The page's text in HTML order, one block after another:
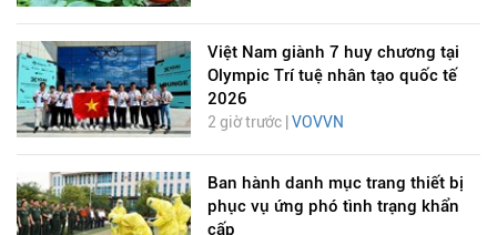
Việt Nam giành 7 huy chương tại
Olympic Trí tuệ nhân tạo quốc tế
2026
2 giờ trước | VOVVN
Ban hành danh mục trang thiết bị
phục vụ ứng phó tình trạng khẩn
cấp